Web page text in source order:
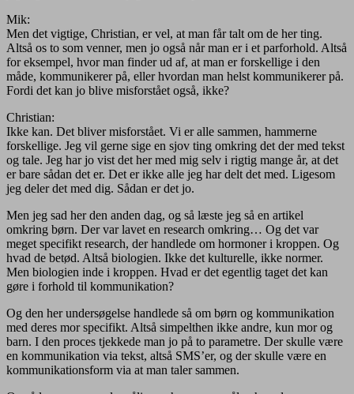
Mik:
Men det vigtige, Christian, er vel, at man får talt om de her ting.
Altså os to som venner, men jo også når man er i et parforhold. Altså
for eksempel, hvor man finder ud af, at man er forskellige i den
måde, kommunikerer på, eller hvordan man helst kommunikerer på.
Fordi det kan jo blive misforstået også, ikke?
Christian:
Ikke kan. Det bliver misforstået. Vi er alle sammen, hammerne
forskellige. Jeg vil gerne sige en sjov ting omkring det der med tekst
og tale. Jeg har jo vist det her med mig selv i rigtig mange år, at det
er bare sådan det er. Det er ikke alle jeg har delt det med. Ligesom
jeg deler det med dig. Sådan er det jo.
Men jeg sad her den anden dag, og så læste jeg så en artikel
omkring børn. Der var lavet en research omkring… Og det var
meget specifikt research, der handlede om hormoner i kroppen. Og
hvad de betød. Altså biologien. Ikke det kulturelle, ikke normer.
Men biologien inde i kroppen. Hvad er det egentlig taget det kan
gøre i forhold til kommunikation?
Og den her undersøgelse handlede så om børn og kommunikation
med deres mor specifikt. Altså simpelthen ikke andre, kun mor og
barn. I den proces tjekkede man jo på to parametre. Der skulle være
en kommunikation via tekst, altså SMS’er, og der skulle være en
kommunikationsform via at man taler sammen.